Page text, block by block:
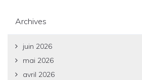
Archives
juin 2026
mai 2026
avril 2026